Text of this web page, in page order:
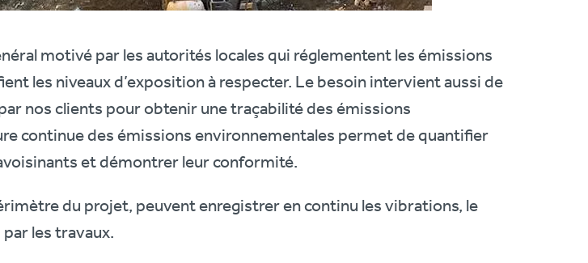
motivé par les autorités locales qui réglementent les émissions
les niveaux d’exposition à respecter. Le besoin intervient aussi de
nos clients pour obtenir une traçabilité des émissions
continue des émissions environnementales permet de quantifier
et démontrer leur conformité.
du projet, peuvent enregistrer en continu les vibrations, le
les travaux.